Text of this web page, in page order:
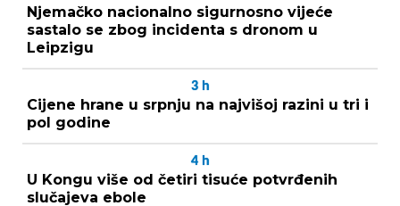
Njemačko nacionalno sigurnosno vijeće
sastalo se zbog incidenta s dronom u
Leipzigu
3 h
Cijene hrane u srpnju na najvišoj razini u tri i
pol godine
4 h
U Kongu više od četiri tisuće potvrđenih
slučajeva ebole